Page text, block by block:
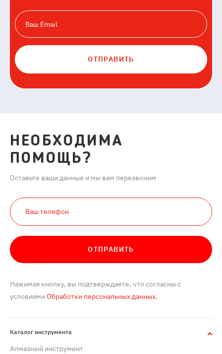
ОТПРАВИТЬ
НЕОБХОДИМА
ПОМОЩЬ?
Оставьте ваши данные и мы вам перезвоним
ОТПРАВИТЬ
Нажимая кнопку, вы подтверждаете, что согласны с
условиями Обработки персональных данных.
Каталог инструмента
Алмазный инструмент